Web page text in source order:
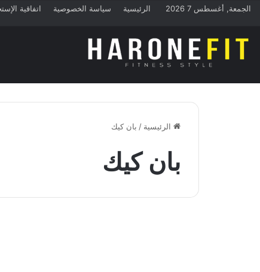
الجمعة, أغسطس 7 2026 الرئيسية سياسة الخصوصية اتفاقية
الرئيسية / بان كيك
بان كيك